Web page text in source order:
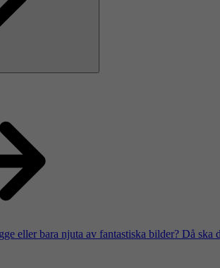
eller bara njuta av fantastiska bilder? Då ska